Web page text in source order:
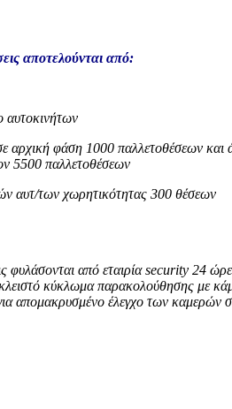
αποτελούνται από:
αυτοκινήτων
αρχική φάση 1000 παλλετοθέσεων και
5500 παλλετοθέσεων
αυτ/των χωρητικότητας 300 θέσεων
φυλάσονται από εταιρία security 24
κύκλωμα παρακολούθησης με
απομακρυσμένο έλεγχο των καμερών